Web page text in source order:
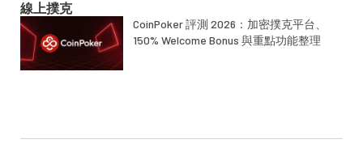
線上撲克
CoinPoker 評測 2026：加密撲克平台、
150% Welcome Bonus 與重點功能整理